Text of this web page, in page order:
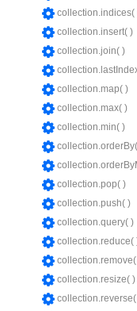
collection.indices(
collection.insert( )
collection.join( )
collection.map( )
collection.max( )
collection.min( )
collection.pop( )
collection.push( )
collection.query( )
collection.reduce(
collection.resize( )